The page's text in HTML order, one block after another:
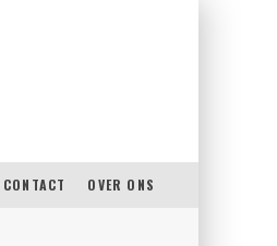
CONTACT OVER ONS